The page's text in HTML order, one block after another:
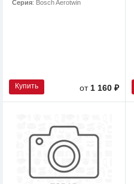
Серия: Bosch Aerotwin
Купить от 1 160 ₽